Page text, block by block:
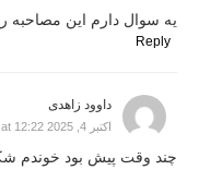
یه سوال دارم این مصاحبه
Reply
داوود زاهدی
اکتبر 4, 2025 at 12:22 ق.ظ
چند وقت پیش بود خوندم